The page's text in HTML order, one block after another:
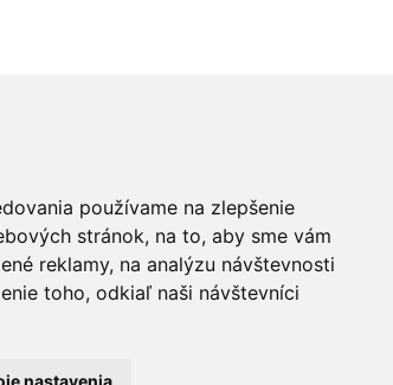
používame na zlepšenie
stránok, na to, aby sme vám
reklamy, na analýzu návštevnosti
toho, odkiaľ naši návštevníci
nastavenia